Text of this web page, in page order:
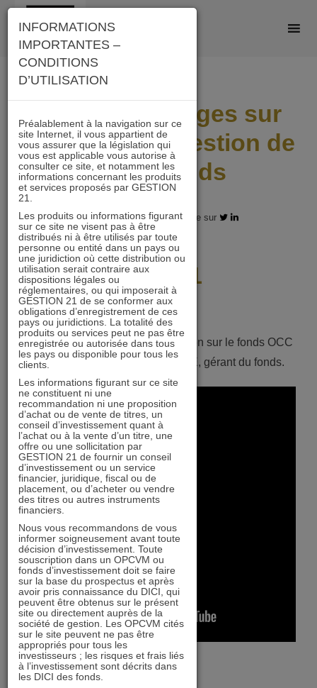
Skip
content
Retour en images sur
les points de gestion de
nos 3 fonds
25.06.2024 - Partagez l'article sur
OCC 21
Lundi 17 juin 2024, point de gestion sur le fonds OCC
21 animé par Laurent GAUVILLE, gérant du fonds.
INFORMATIONS
IMPORTANTES –
CONDITIONS
D’UTILISATION
Préalablement à la navigation sur ce
site Internet, il vous appartient de
vous assurer que la législation qui
vous est applicable vous autorise à
consulter ce site, et notamment les
informations concernant les produits
et services proposés par GESTION
21.
Les produits ou informations figurant
sur ce site ne visent pas à être
distribués ni à être utilisés par toute
personne ou entité dans un pays ou
une juridiction où cette distribution ou
utilisation serait contraire aux
dispositions légales ou
réglementaires, ou qui imposerait à
GESTION 21 de se conformer aux
obligations d’enregistrement de ces
pays ou juridictions. La totalité des
produits ou services peut ne pas être
enregistrée ou autorisée dans tous
les pays ou disponible pour tous les
clients.
Les informations figurant sur ce site
ne constituent ni une
recommandation ni une proposition
d’achat ou de vente de titres, un
conseil d’investissement quant à
l’achat ou à la vente d’un titre, une
offre ou une sollicitation par
GESTION 21 de fournir un conseil
d’investissement ou un service
financier, juridique, fiscal ou de
placement, ou d’acheter ou vendre
des titres ou autres instruments
financiers.
Nous vous recommandons de vous
informer soigneusement avant toute
décision d’investissement. Toute
souscription dans un OPCVM ou
fonds d’investissement doit se faire
sur la base du prospectus et après
avoir pris connaissance du DICI, qui
peuvent être obtenus sur le présent
site ou directement auprès de la
société de gestion. Les OPCVM cités
sur le site peuvent ne pas être
appropriés pour tous les
investisseurs ; les risques et frais liés
à l’investissement sont décrits dans
les DICI des fonds.